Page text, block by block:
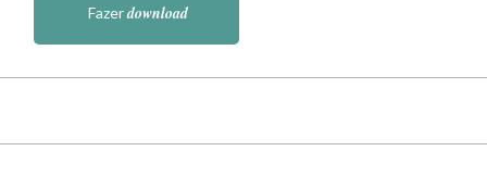
Fazerdownload